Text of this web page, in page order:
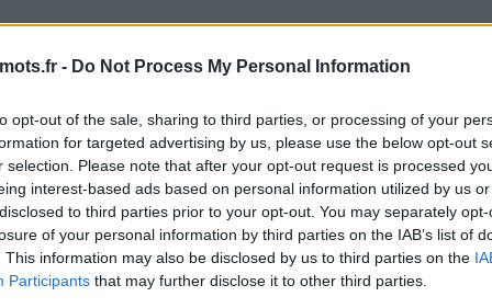
- Do Not Process My Personal Information
opt-out of the sale, sharing to third parties, or processing of your
for targeted advertising by us, please use the below opt-out
selection. Please note that after your opt-out request is processed
interest-based ads based on personal information utilized by us
to third parties prior to your opt-out. You may separately
of your personal information by third parties on the IAB’s list of
This information may also be disclosed by us to third parties on the
Participants that may further disclose it to other third parties.
quotidiens de Maître des Mots. Les développeurs du
jour ! Cela signifie plus de plaisir pour nous tous,
ici, il y a de fortes chances que vous recherchiez Maître
a créé cette page et la mettra à jour tous les jours
d'ajouter cette page à vos signets afin que
lettres. Entrez toutes les